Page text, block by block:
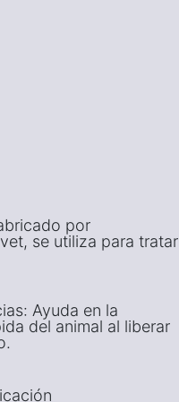
por
se utiliza para tratar
Ayuda en la
del animal al liberar